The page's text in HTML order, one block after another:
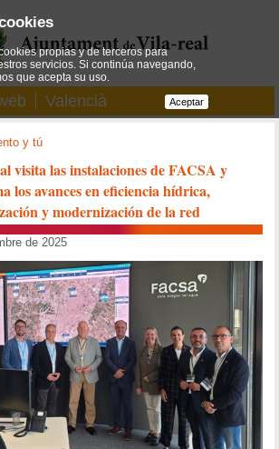
Valencià
y tú
visita las instalaciones de FACSA y
los avances en eficiencia hídrica,
y modernización de la red
de 2025
propias y de terceros para
servicios. Si continúa navegando,
que acepta su uso.
Aceptar